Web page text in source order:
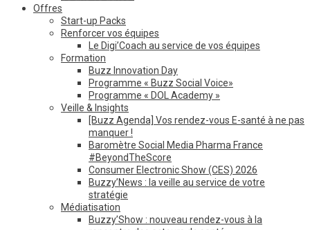
Offres
Start-up Packs
Renforcer vos équipes
Le Digi’Coach au service de vos équipes
Formation
Buzz Innovation Day
Programme « Buzz Social Voice»
Programme « DOL Academy »
Veille & Insights
[Buzz Agenda] Vos rendez-vous E-santé à ne pas
manquer !
Baromètre Social Media Pharma France
#BeyondTheScore
Consumer Electronic Show (CES) 2026
Buzzy’News : la veille au service de votre
stratégie
Médiatisation
Buzzy’Show : nouveau rendez-vous à la